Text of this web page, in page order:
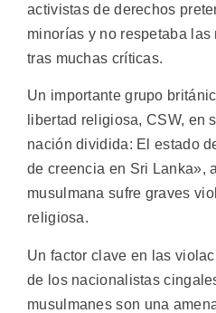
activistas de derechos
minorías y no respetaba
tras muchas críticas.
Un importante grupo
libertad religiosa, CSW, en
nación dividida: El estado
de creencia en Sri Lanka»,
musulmana sufre graves
religiosa.
Un factor clave en las
de los nacionalistas
musulmanes son una